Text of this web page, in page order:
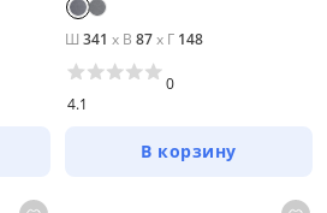
Ш 341 x В 87x Г 148
4.1
0
В корзину